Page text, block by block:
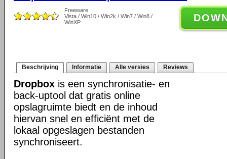
Freeware
Vista / Win10 / Win2k / Win7 / Win8 /
WinXP
Beschrijving Informatie Alle versies Reviews
Dropbox is een synchronisatie- en
back-uptool dat gratis online
opslagruimte biedt en de inhoud
hiervan snel en efficiënt met de
lokaal opgeslagen bestanden
synchroniseert.